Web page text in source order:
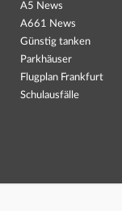
A5 News
A661 News
Günstig tanken
Parkhäuser
Flugplan Frankfurt
Schulausfälle